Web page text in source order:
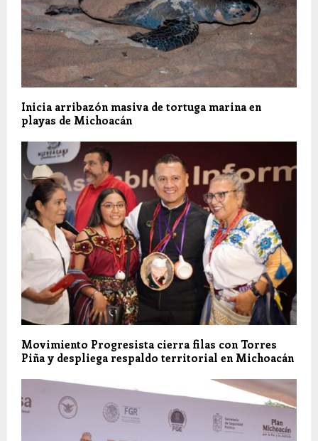
Inicia arribazón masiva de tortuga marina en
playas de Michoacán
Movimiento Progresista cierra filas con Torres
Piña y despliega respaldo territorial en Michoacán